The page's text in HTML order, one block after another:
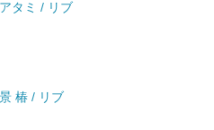
タミ / リブ
椿 / リブ